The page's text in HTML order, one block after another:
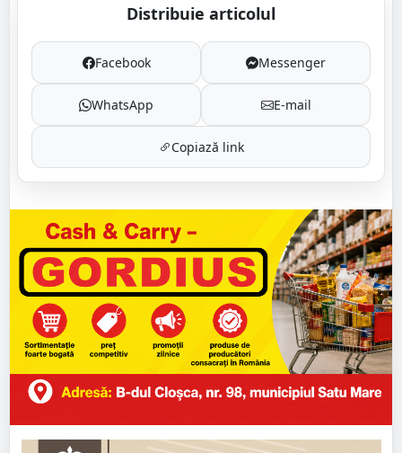
Distribuie articolul
Facebook Messenger
WhatsApp E-mail
Copiază link